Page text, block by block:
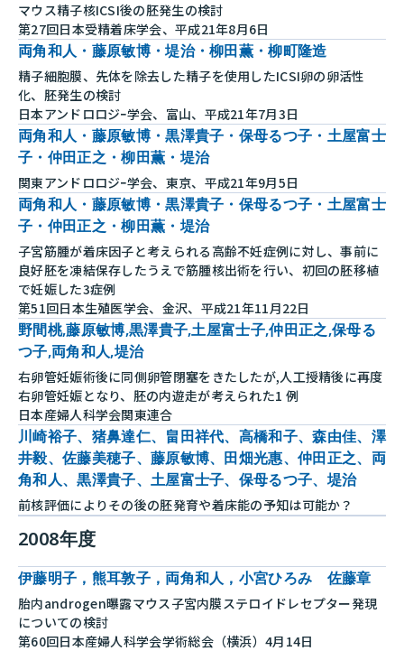
マウス精子核ICSI後の胚発生の検討
第27回日本受精着床学会、平成21年8月6日
両角和人・藤原敏博・堤治・柳田薫・柳町隆造
精子細胞膜、先体を除去した精子を使用したICSI卵の卵活性
化、胚発生の検討
日本アンドロロジｰ学会、富山、平成21年7月3日
両角和人・藤原敏博・黒澤貴子・保母るつ子・土屋富士
子・仲田正之・柳田薫・堤治
関東アンドロロジｰ学会、東京、平成21年9月5日
両角和人・藤原敏博・黒澤貴子・保母るつ子・土屋富士
子・仲田正之・柳田薫・堤治
子宮筋腫が着床因子と考えられる高齢不妊症例に対し、事前に
良好胚を凍結保存したうえで筋腫核出術を行い、初回の胚移植
で妊娠した3症例
第51回日本生殖医学会、金沢、平成21年11月22日
野間桃,藤原敏博,黒澤貴子,土屋富士子,仲田正之,保母る
つ子,両角和人,堤治
右卵管妊娠術後に同側卵管閉塞をきたしたが,人工授精後に再度
右卵管妊娠となり、胚の内遊走が考えられた1 例
日本産婦人科学会関東連合
川崎裕子、猪鼻達仁、畠田祥代、高橋和子、森由佳、澤
井毅、佐藤美穂子、藤原敏博、田畑光惠、仲田正之、両
角和人、黒澤貴子、土屋富士子、保母るつ子、堤治
前核評価によりその後の胚発育や着床能の予知は可能か？
2008年度
伊藤明子，熊耳敦子，両角和人，小宮ひろみ 佐藤章
胎内androgen曝露マウス子宮内膜ステロイドレセプター発現
についての検討
第60回日本産婦人科学会学術総会（横浜）4月14日